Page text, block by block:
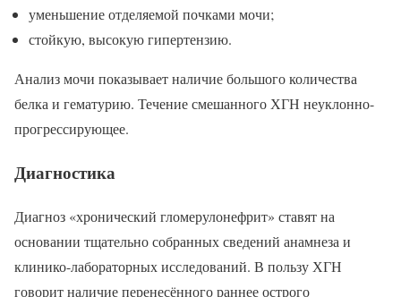
уменьшение отделяемой почками мочи;
стойкую, высокую гипертензию.
Анализ мочи показывает наличие большого количества
белка и гематурию. Течение смешанного ХГН неуклонно-
прогрессирующее.
Диагностика
Диагноз «хронический гломерулонефрит» ставят на
основании тщательно собранных сведений анамнеза и
клинико-лабораторных исследований. В пользу ХГН
говорит наличие перенесённого раннее острого